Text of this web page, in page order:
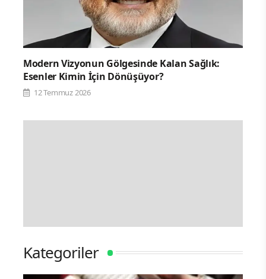
Modern Vizyonun Gölgesinde Kalan Sağlık:
Esenler Kimin İçin Dönüşüyor?
12 Temmuz 2026
Kategoriler